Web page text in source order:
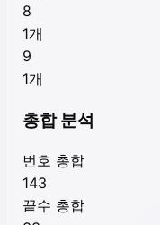
8
1개
9
1개
총합 분석
번호 총합
143
끝수 총합